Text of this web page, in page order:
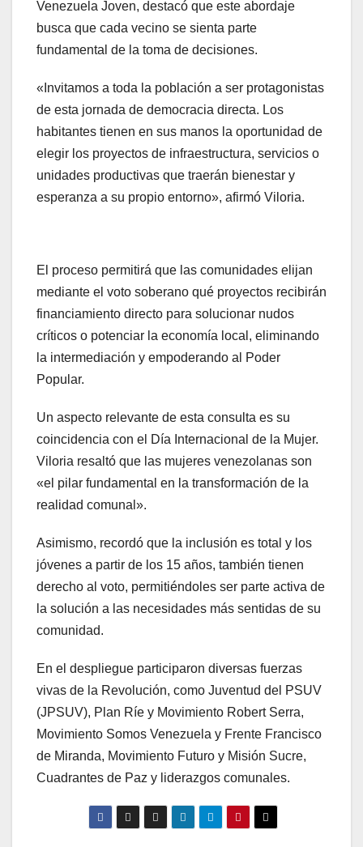
Venezuela Joven, destacó que este abordaje
busca que cada vecino se sienta parte
fundamental de la toma de decisiones.
«Invitamos a toda la población a ser protagonistas
de esta jornada de democracia directa. Los
habitantes tienen en sus manos la oportunidad de
elegir los proyectos de infraestructura, servicios o
unidades productivas que traerán bienestar y
esperanza a su propio entorno», afirmó Viloria.
El proceso permitirá que las comunidades elijan
mediante el voto soberano qué proyectos recibirán
financiamiento directo para solucionar nudos
críticos o potenciar la economía local, eliminando
la intermediación y empoderando al Poder
Popular.
Un aspecto relevante de esta consulta es su
coincidencia con el Día Internacional de la Mujer.
Viloria resaltó que las mujeres venezolanas son
«el pilar fundamental en la transformación de la
realidad comunal».
Asimismo, recordó que la inclusión es total y los
jóvenes a partir de los 15 años, también tienen
derecho al voto, permitiéndoles ser parte activa de
la solución a las necesidades más sentidas de su
comunidad.
En el despliegue participaron diversas fuerzas
vivas de la Revolución, como Juventud del PSUV
(JPSUV), Plan Ríe y Movimiento Robert Serra,
Movimiento Somos Venezuela y Frente Francisco
de Miranda, Movimiento Futuro y Misión Sucre,
Cuadrantes de Paz y liderazgos comunales.